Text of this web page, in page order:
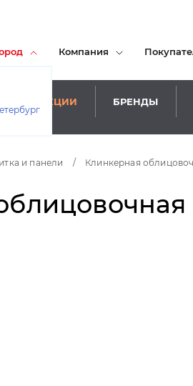
Компания
АКЦИИ БРЕНДЫ
и панели / Клинкерная